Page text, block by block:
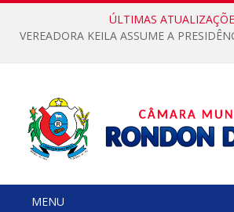
ÚLTIMAS
MENU